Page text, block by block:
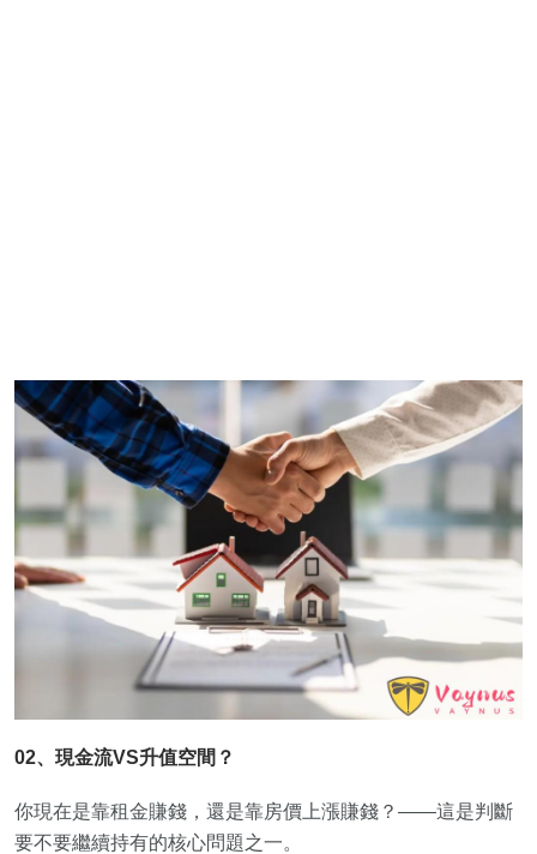
02、現金流VS升值空間？
你現在是靠租金賺錢，還是靠房價上漲賺錢？——這是判斷
要不要繼續持有的核心問題之一。